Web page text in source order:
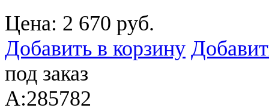
Цена: 2 670 руб.
Добавить в корзину
под заказ
A:285782